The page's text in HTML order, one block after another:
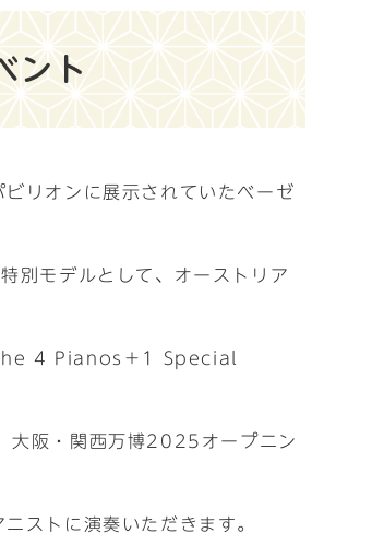
ント
リオンに展示されていたベーゼ
別モデルとして、オーストリア
The 4 Pianos＋1 Special
大阪・関西万博2025オープニン
ストに演奏いただきます。